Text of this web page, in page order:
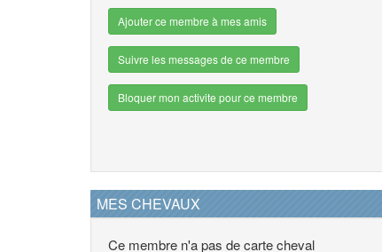
Ajouter ce membre à mes amis
Suivre les messages de ce membre
Bloquer mon activite pour ce membre
MES CHEVAUX
Ce membre n'a pas de carte cheval